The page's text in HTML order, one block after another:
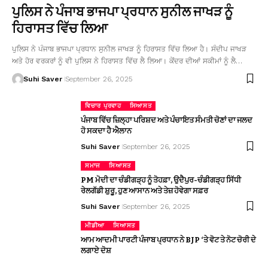
ਪੁਲਿਸ ਨੇ ਪੰਜਾਬ ਭਾਜਪਾ ਪ੍ਰਧਾਨ ਸੁਨੀਲ ਜਾਖੜ ਨੂੰ
ਹਿਰਾਸਤ ਵਿੱਚ ਲਿਆ
ਪੁਲਿਸ ਨੇ ਪੰਜਾਬ ਭਾਜਪਾ ਪ੍ਰਧਾਨ ਸੁਨੀਲ ਜਾਖੜ ਨੂੰ ਹਿਰਾਸਤ ਵਿੱਚ ਲਿਆ ਹੈ। ਸੰਦੀਪ ਜਾਖੜ
ਅਤੇ ਹੋਰ ਵਰਕਰਾਂ ਨੂੰ ਵੀ ਪੁਲਿਸ ਨੇ ਹਿਰਾਸਤ ਵਿੱਚ ਲੈ ਲਿਆ। ਕੇਂਦਰ ਦੀਆਂ ਸਕੀਮਾਂ ਨੂੰ ਲੈ…
Suhi Saver September 26, 2025
ਵਿਚਾਰ ਪ੍ਰਵਾਹ ਸਿਆਸਤ
ਪੰਜਾਬ ਵਿੱਚ ਜ਼ਿਲ੍ਹਾ ਪਰਿਸ਼ਦ ਅਤੇ ਪੰਚਾਇਤ ਸੰਮਤੀ ਚੋਣਾਂ ਦਾ ਜਲਦ
ਹੋ ਸਕਦਾ ਹੈ ਐਲਾਨ
Suhi Saver September 26, 2025
ਸਮਾਜ ਸਿਆਸਤ
PM ਮੋਦੀ ਦਾ ਚੰਡੀਗੜ੍ਹ ਨੂੰ ਤੋਹਫ਼ਾ, ਉਦੈਪੁਰ-ਚੰਡੀਗੜ੍ਹ ਸਿੱਧੀ
ਰੇਲਗੱਡੀ ਸ਼ੁਰੂ, ਹੁਣ ਆਸਾਨ ਅਤੇ ਤੇਜ਼ ਹੋਵੇਗਾ ਸਫ਼ਰ
Suhi Saver September 26, 2025
ਮੀਡੀਆ ਸਿਆਸਤ
ਆਮ ਆਦਮੀ ਪਾਰਟੀ ਪੰਜਾਬ ਪ੍ਰਧਾਨ ਨੇ BJP ‘ਤੇ ਵੋਟ ਤੇ ਨੋਟ ਚੋਰੀ ਦੇ
ਲਗਾਏ ਦੋਸ਼